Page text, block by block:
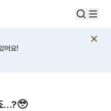
어요!
…?🥹